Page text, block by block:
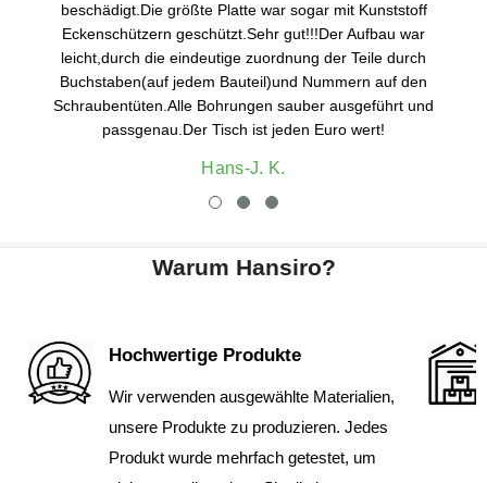
beschädigt.Die größte Platte war sogar mit Kunststoff
Eckenschützern geschützt.Sehr gut!!!Der Aufbau war
leicht,durch die eindeutige zuordnung der Teile durch
Buchstaben(auf jedem Bauteil)und Nummern auf den
Schraubentüten.Alle Bohrungen sauber ausgeführt und
passgenau.Der Tisch ist jeden Euro wert!
Hans-J. K.
Warum Hansiro?
Hochwertige Produkte
Wir verwenden ausgewählte Materialien,
unsere Produkte zu produzieren. Jedes
Produkt wurde mehrfach getestet, um